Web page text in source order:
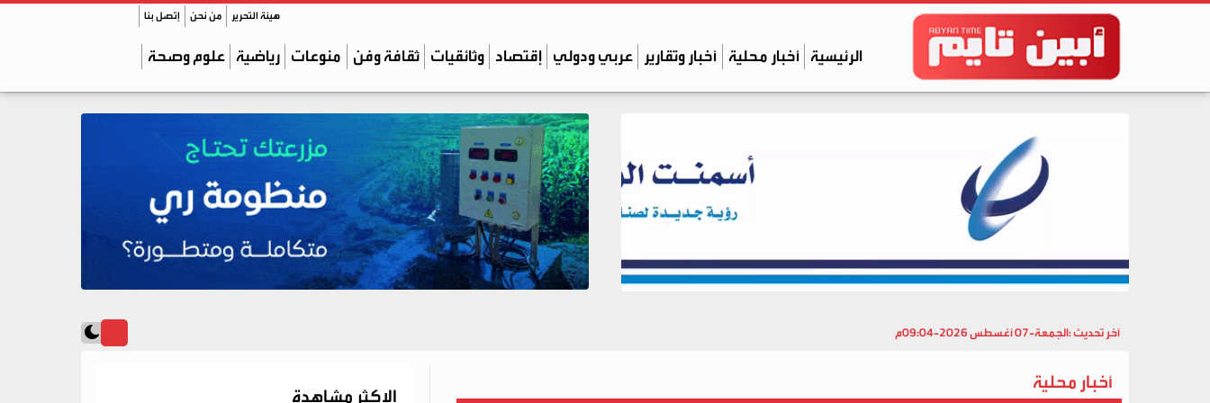
هيئة التحرير من نحن إتصل بنا
الرئيسية أخبار محلية أخبار وتقارير عربي ودولي إقتصاد وثائقيات ثقافة وفن منوعات رياضية علوم وصحة
آخر تحديث :الجمعة-07 أغسطس 2026-09:04م
أخبار محلية
الاكثر مشاهدة